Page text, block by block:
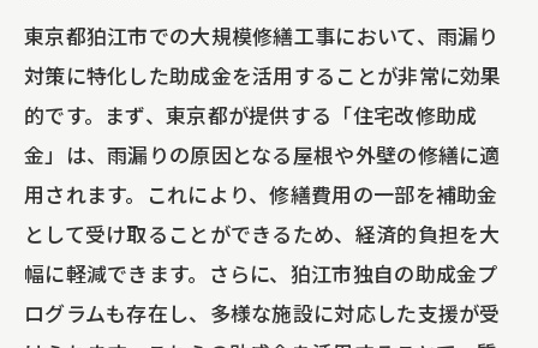
東京都狛江市での大規模修繕工事において、雨漏り
対策に特化した助成金を活用することが非常に効果
的です。まず、東京都が提供する「住宅改修助成
金」は、雨漏りの原因となる屋根や外壁の修繕に適
用されます。これにより、修繕費用の一部を補助金
として受け取ることができるため、経済的負担を大
幅に軽減できます。さらに、狛江市独自の助成金プ
ログラムも存在し、多様な施設に対応した支援が受